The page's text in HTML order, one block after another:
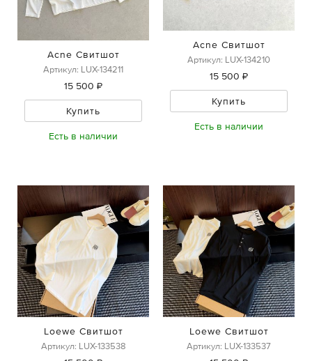
Acne Свитшот
Артикул: LUX-134211
15 500 ₽
Купить
Есть в наличии
Acne Свитшот
Артикул: LUX-134210
15 500 ₽
Купить
Есть в наличии
Loewe Свитшот
Артикул: LUX-133538
Loewe Свитшот
Артикул: LUX-133537